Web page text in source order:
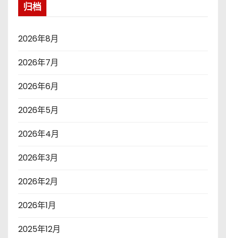
归档
2026年8月
2026年7月
2026年6月
2026年5月
2026年4月
2026年3月
2026年2月
2026年1月
2025年12月